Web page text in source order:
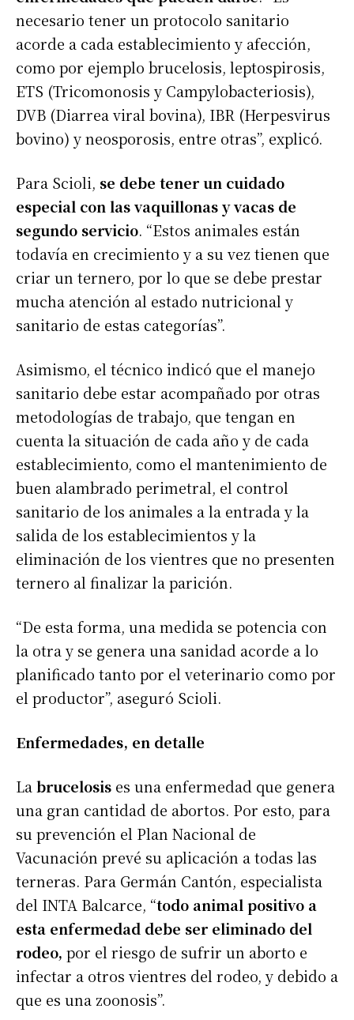
necesario tener un protocolo sanitario
acorde a cada establecimiento y afección,
como por ejemplo brucelosis, leptospirosis,
ETS (Tricomonosis y Campylobacteriosis),
DVB (Diarrea viral bovina), IBR (Herpesvirus
bovino) y neosporosis, entre otras”, explicó.
Para Scioli, se debe tener un cuidado
especial con las vaquillonas y vacas de
segundo servicio. “Estos animales están
todavía en crecimiento y a su vez tienen que
criar un ternero, por lo que se debe prestar
mucha atención al estado nutricional y
sanitario de estas categorías”.
Asimismo, el técnico indicó que el manejo
sanitario debe estar acompañado por otras
metodologías de trabajo, que tengan en
cuenta la situación de cada año y de cada
establecimiento, como el mantenimiento de
buen alambrado perimetral, el control
sanitario de los animales a la entrada y la
salida de los establecimientos y la
eliminación de los vientres que no presenten
ternero al finalizar la parición.
“De esta forma, una medida se potencia con
la otra y se genera una sanidad acorde a lo
planificado tanto por el veterinario como por
el productor”, aseguró Scioli.
Enfermedades, en detalle
La brucelosis es una enfermedad que genera
una gran cantidad de abortos. Por esto, para
su prevención el Plan Nacional de
Vacunación prevé su aplicación a todas las
terneras. Para Germán Cantón, especialista
del INTA Balcarce, “todo animal positivo a
esta enfermedad debe ser eliminado del
rodeo, por el riesgo de sufrir un aborto e
infectar a otros vientres del rodeo, y debido a
que es una zoonosis”.